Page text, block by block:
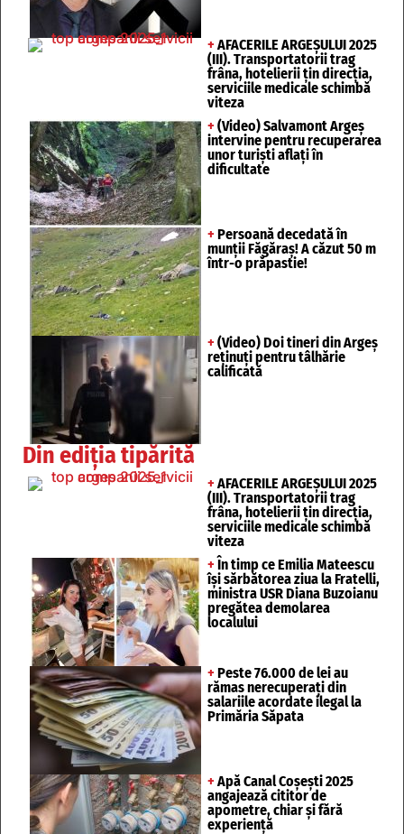
+ AFACERILE ARGEȘULUI 2025
(III). Transportatorii trag
frâna, hotelierii țin direcția,
serviciile medicale schimbă
viteza
+ (Video) Salvamont Argeș
intervine pentru recuperarea
unor turişti aflaţi în
dificultate
+ Persoană decedată în
munții Făgăraș! A căzut 50 m
într-o prăpastie!
+ (Video) Doi tineri din Argeș
reținuți pentru tâlhărie
calificată
Din ediția tipărită
+ AFACERILE ARGEȘULUI 2025
(III). Transportatorii trag
frâna, hotelierii țin direcția,
serviciile medicale schimbă
viteza
+ În timp ce Emilia Mateescu
își sărbătorea ziua la Fratelli,
ministra USR Diana Buzoianu
pregătea demolarea
localului
+ Peste 76.000 de lei au
rămas nerecuperați din
salariile acordate ilegal la
Primăria Săpata
+ Apă Canal Coșești 2025
angajează cititor de
apometre, chiar și fără
experiență